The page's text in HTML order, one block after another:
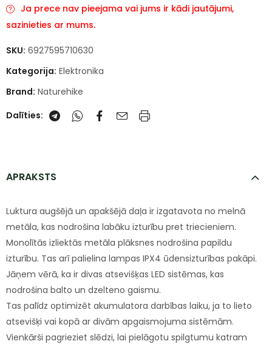
Ja prece nav pieejama vai jums ir kādi jautājumi,
sazinieties ar mums.
SKU: 6927595710630
Kategorija: Elektronika
Brand: Naturehike
Dalīties:
APRAKSTS
Luktura augšējā un apakšējā daļa ir izgatavota no melnā
metāla, kas nodrošina labāku izturību pret triecieniem.
Monolītās izliektās metāla plāksnes nodrošina papildu
izturību. Tas arī palielina lampas IPX4 ūdensizturības pakāpi.
Jāņem vērā, ka ir divas atsevišķas LED sistēmas, kas
nodrošina balto un dzelteno gaismu.
Tas palīdz optimizēt akumulatora darbības laiku, ja to lieto
atsevišķi vai kopā ar divām apgaismojuma sistēmām.
Vienkārši pagrieziet slēdzi, lai pielāgotu spilgtumu katram